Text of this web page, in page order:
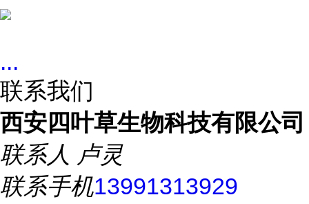
...
联系我们
西安四叶草生物科技有限公司
联系人 卢灵
联系手机13991313929